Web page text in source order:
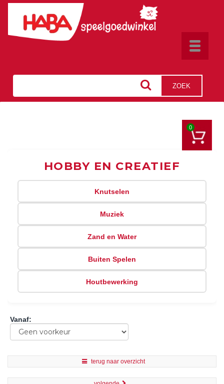
Toggle
ZOEK
0
HOBBY EN CREATIEF
Knutselen
Muziek
Zand en Water
Buiten Spelen
Houtbewerking
Vanaf:
terug naar overzicht